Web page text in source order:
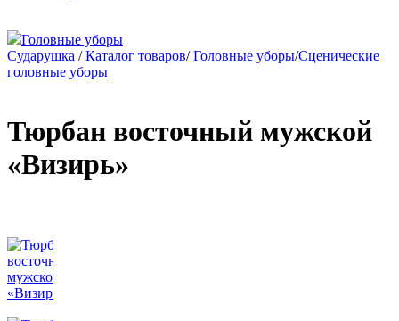
Головные уборы
Сударушка / Каталог товаров/ Головные уборы/Сценические
головные уборы
Тюрбан восточный мужской
«Визирь»